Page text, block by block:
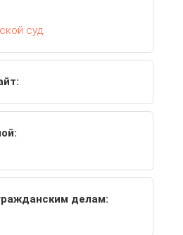
суд
делам: